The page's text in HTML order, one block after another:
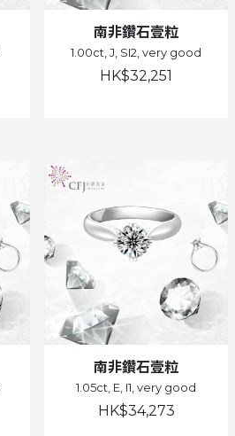
南非鑽石壹粒
1.00ct, J, SI2, very good
HK$32,251
南非鑽石壹粒
1.05ct, E, I1, very good
HK$34,273